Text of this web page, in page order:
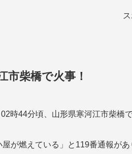
市柴橋で火事！
時44分頃、山形県寒河江市柴橋
屋が燃えている」と119番通報が